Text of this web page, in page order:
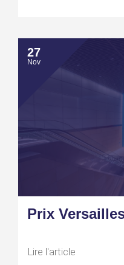
27
Nov
Prix
Lire l'article